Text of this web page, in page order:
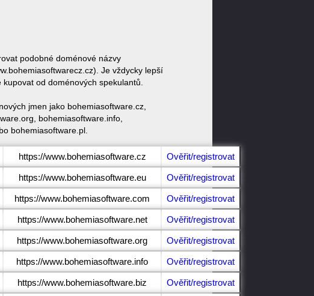
podobné doménové názvy
Je vždycky lepší
od doménových spekulantů.
jmen jako bohemiasoftware.cz,
bohemiasoftware.info,
bohemiasoftware.pl.
https://www.bohemiasoftware.cz Ověřit/registrovat
https://www.bohemiasoftware.eu Ověřit/registrovat
https://www.bohemiasoftware.com Ověřit/registrovat
https://www.bohemiasoftware.net Ověřit/registrovat
https://www.bohemiasoftware.org Ověřit/registrovat
https://www.bohemiasoftware.info Ověřit/registrovat
https://www.bohemiasoftware.biz Ověřit/registrovat